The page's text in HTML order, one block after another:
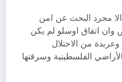
مجرد البحث عن امن
وان اتفاق اوسلو لم يكن
من الاحتلال
الفلسطينية وسرقتها